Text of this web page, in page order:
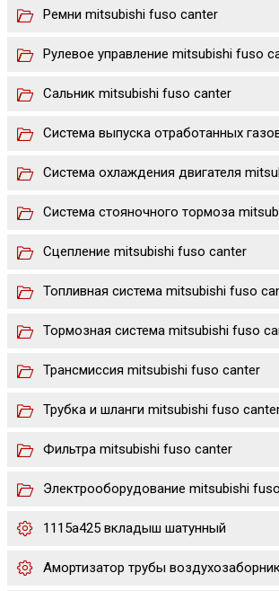
Ремни mitsubishi fuso canter
Рулевое управление mitsubishi fuso
Сальник mitsubishi fuso canter
Система выпуска отработанных
Система охлаждения двигателя
Система стояночного тормоза
Сцепление mitsubishi fuso canter
Топливная система mitsubishi fuso
Тормозная система mitsubishi fuso
Трансмиссия mitsubishi fuso canter
Трубка и шланги mitsubishi fuso
Фильтра mitsubishi fuso canter
Электрооборудование mitsubishi
1115a425 вкладыш шатунный
Амортизатор трубы